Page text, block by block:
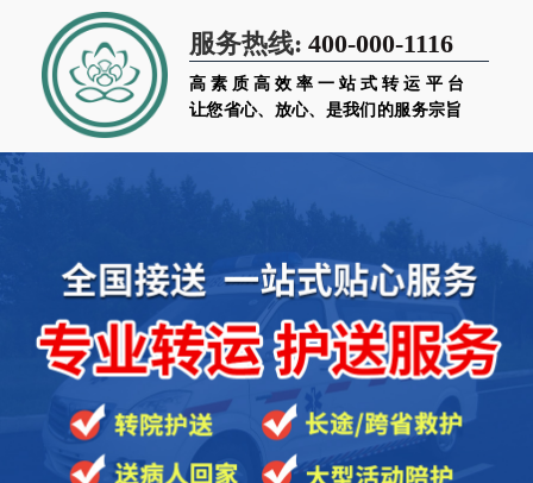
服务热线: 400-000-1116
高素质高效率一站式转运平台
让您省心、放心、是我们的服务宗旨